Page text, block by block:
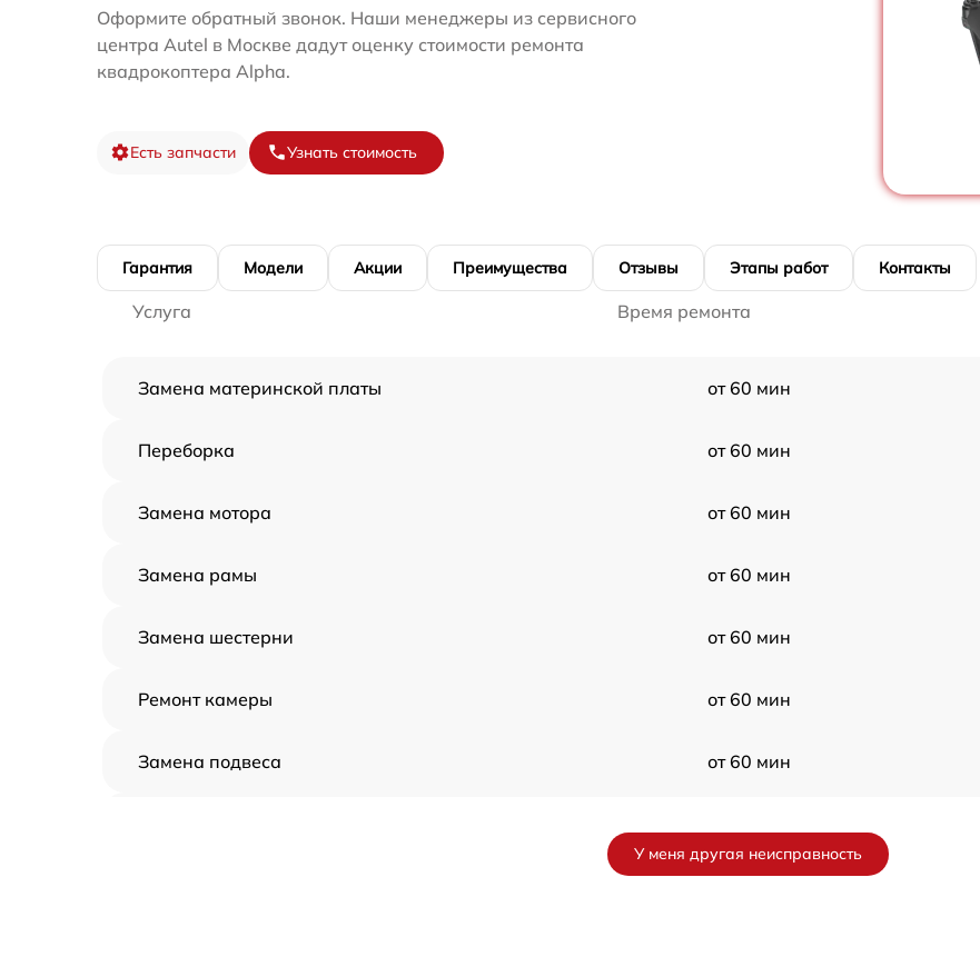
Оформите обратный звонок. Наши менеджеры из сервисного
центра Autel в Москве дадут оценку стоимости ремонта
квадрокоптера Alpha.
Есть запчасти Узнать стоимость
Гарантия Модели Акции Преимущества Отзывы Этапы работ Контакты
Услуга Время ремонта
Замена материнской платы от 60 мин
Переборка от 60 мин
Замена мотора от 60 мин
Замена рамы от 60 мин
Замена шестерни от 60 мин
Ремонт камеры от 60 мин
Замена подвеса от 60 мин
У меня другая неисправность